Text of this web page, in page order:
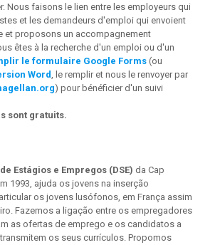
Nous faisons le lien entre les employeurs qui
et les demandeurs d'emploi qui envoient
et proposons un accompagnement
êtes à la recherche d'un emploi ou d'un
le formulaire Google Forms (ou
Word , le remplir et nous le renvoyer par
) pour bénéficier d'un suivi
sont gratuits.
Estágios e Empregos (DSE) da Cap
1993, ajuda os jovens na inserção
os jovens lusófonos, em França assim
Fazemos a ligação entre os empregadores
as ofertas de emprego e os candidatos a
os seus currículos. Propomos